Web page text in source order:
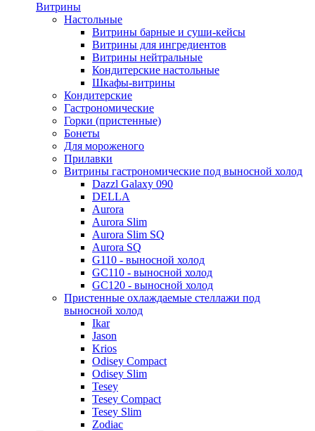
Витрины
Настольные
Витрины барные и суши-кейсы
Витрины для ингредиентов
Витрины нейтральные
Кондитерские настольные
Шкафы-витрины
Кондитерские
Гастрономические
Горки (пристенные)
Бонеты
Для мороженого
Прилавки
Витрины гастрономические под выносной холод
Dazzl Galaxy 090
DELLA
Aurora
Aurora Slim
Aurora Slim SQ
Aurora SQ
G110 - выносной холод
GC110 - выносной холод
GC120 - выносной холод
Пристенные охлаждаемые стеллажи под
выносной холод
Ikar
Jason
Krios
Odisey Compact
Odisey Slim
Tesey
Tesey Compact
Tesey Slim
Zodiac